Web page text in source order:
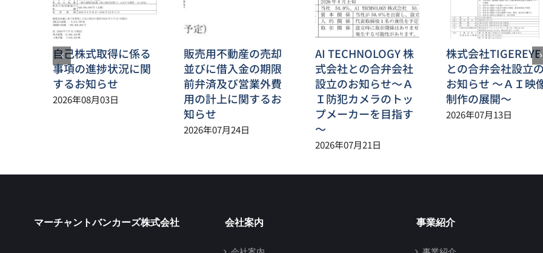
自己株式取得に係る
事項の進捗状況に関
するお知らせ
2026年08月03日
販売用不動産の売却
並びに借入金の期限
前弁済及び営業外費
用の計上に関するお
知らせ
2026年07月24日
AI TECHNOLOGY 株
式会社との合弁会社
設立のお知らせ～Ａ
Ｉ防犯カメラのトッ
プメーカーを目指す
～
2026年07月21日
株式会社TIGEREYE
との合弁会社設立
お知らせ ～ＡＩ映
制作の展開～
2026年07月13日
マーチャントバンカーズ株式会社 会社案内 事業紹介